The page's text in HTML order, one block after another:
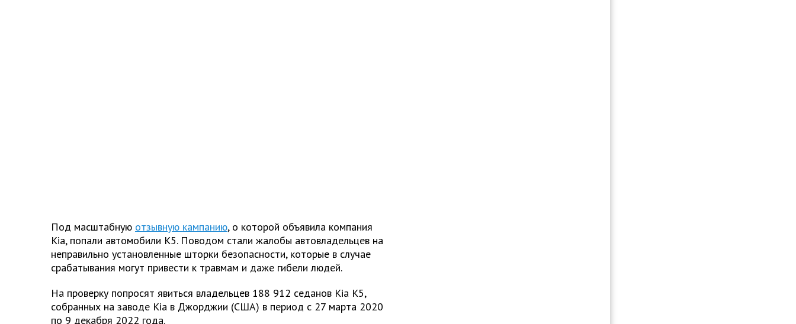
Под масштабную отзывную кампанию, о которой объявила компания
Kia, попали автомобили K5. Поводом стали жалобы автовладельцев на
неправильно установленные шторки безопасности, которые в случае
срабатывания могут привести к травмам и даже гибели людей.
На проверку попросят явиться владельцев 188 912 седанов Kia K5,
собранных на заводе Kia в Джорджии (США) в период с 27 марта 2020
по 9 декабря 2022 года.